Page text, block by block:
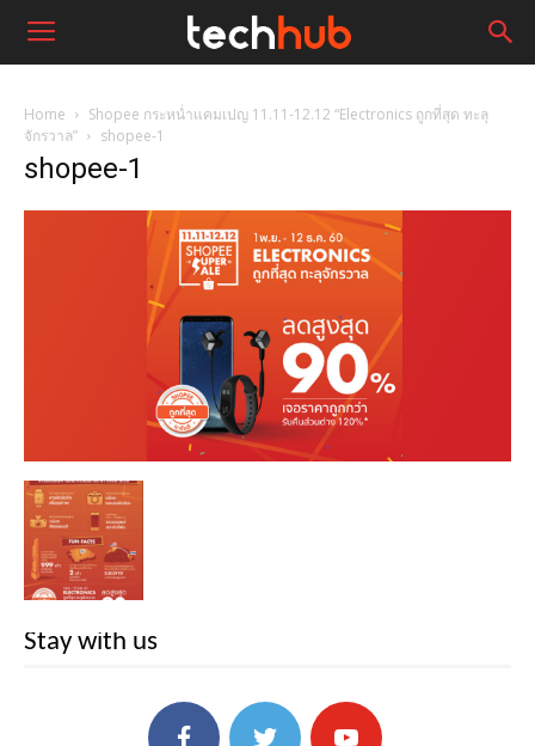
Home
Shopee กระหน่ำแคมเปญ 11.11-12.12 “Electronics ถูกที่สุด ทะลุ
จักรวาล”
shopee-1
shopee-1
Stay with us